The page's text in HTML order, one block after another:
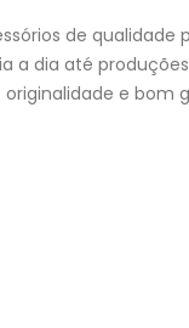
de qualidade
a dia até
e bom